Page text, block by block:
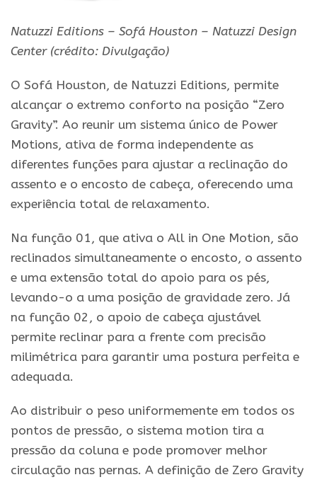
Natuzzi Editions – Sofá Houston – Natuzzi Design
Center (crédito: Divulgação)
O Sofá Houston, de Natuzzi Editions, permite
alcançar o extremo conforto na posição “Zero
Gravity”. Ao reunir um sistema único de Power
Motions, ativa de forma independente as
diferentes funções para ajustar a reclinação do
assento e o encosto de cabeça, oferecendo uma
experiência total de relaxamento.
Na função 01, que ativa o All in One Motion, são
reclinados simultaneamente o encosto, o assento
e uma extensão total do apoio para os pés,
levando-o a uma posição de gravidade zero. Já
na função 02, o apoio de cabeça ajustável
permite reclinar para a frente com precisão
milimétrica para garantir uma postura perfeita e
adequada.
Ao distribuir o peso uniformemente em todos os
pontos de pressão, o sistema motion tira a
pressão da coluna e pode promover melhor
circulação nas pernas. A definição de Zero Gravity